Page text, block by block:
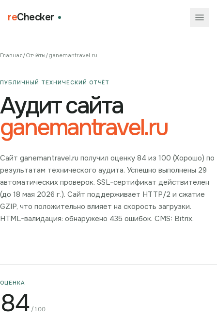
reChecker
Главная/Отчёты/ganemantravel.ru
ПУБЛИЧНЫЙ ТЕХНИЧЕСКИЙ ОТЧЁТ
Аудит сайта
ganemantravel.ru
Сайт ganemantravel.ru получил оценку 84 из 100 (Хорошо) по
результатам технического аудита. Успешно выполнены 29
автоматических проверок. SSL-сертификат действителен
(до 18 мая 2026 г.). Сайт поддерживает HTTP/2 и сжатие
GZIP, что положительно влияет на скорость загрузки.
HTML-валидация: обнаружено 435 ошибок. CMS: Bitrix.
ОЦЕНКА
84 /100